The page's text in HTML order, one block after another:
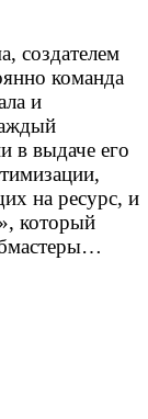
создателем
команда
и
в выдаче его
на ресурс, и
который